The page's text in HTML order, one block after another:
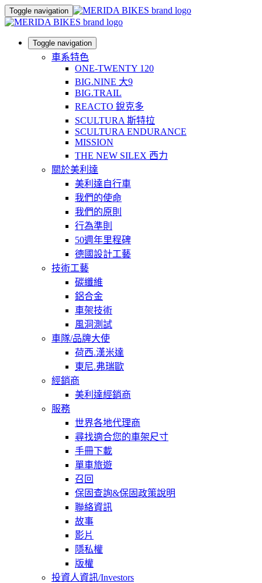
Toggle navigation
Toggle navigation
車系特色
ONE-TWENTY 120
BIG.NINE 大9
BIG.TRAIL
REACTO 銳克多
SCULTURA 斯特拉
SCULTURA ENDURANCE
MISSION
THE NEW SILEX 西力
關於美利達
美利達自行車
我們的使命
我們的原則
行為準則
50週年里程碑
德國設計工藝
技術工藝
碳纖維
鋁合金
車架技術
風洞測試
車隊/品牌大使
荷西.漢米達
東尼.弗瑞歐
經銷商
美利達經銷商
服務
世界各地代理商
尋找適合您的車架尺寸
手冊下載
單車旅遊
召回
保固查詢&保固政策說明
聯絡資訊
故事
影片
隱私權
版權
投資人資訊/Investors